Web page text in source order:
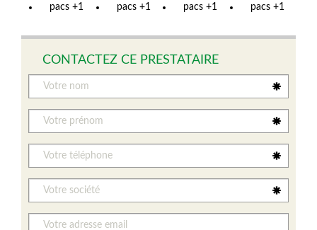
pacs +1
pacs +1 pacs +1 pacs +1
CONTACTEZ CE PRESTATAIRE